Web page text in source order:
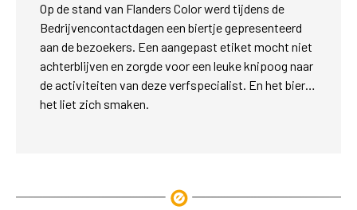
Op de stand van Flanders Color werd tijdens de
Bedrijvencontactdagen een biertje gepresenteerd
aan de bezoekers. Een aangepast etiket mocht niet
achterblijven en zorgde voor een leuke knipoog naar
de activiteiten van deze verfspecialist. En het bier…
het liet zich smaken.